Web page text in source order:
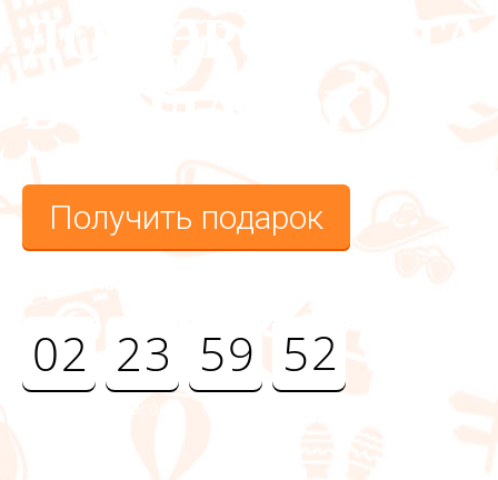
ДО АЭРОПОРТА
В ПОДАРОК
Получить подарок
02 23 59 51